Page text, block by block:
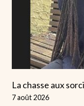
La chasse aux
7 août 2026